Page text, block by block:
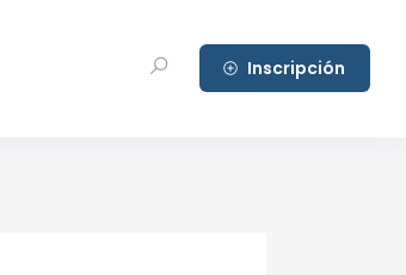
Inscripción